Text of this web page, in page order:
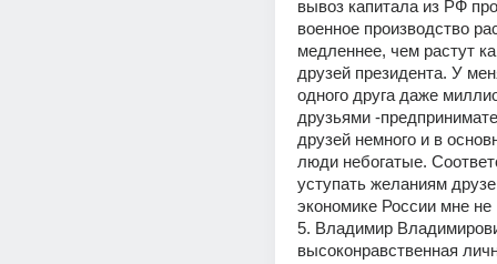
вывоз капитала из РФ
военное производство
медленнее, чем растут
друзей президента. У
одного друга даже
друзьями -
друзей немного и в
люди небогатые.
уступать желаниям
экономике России мне
5. Владимир
высоконравственная